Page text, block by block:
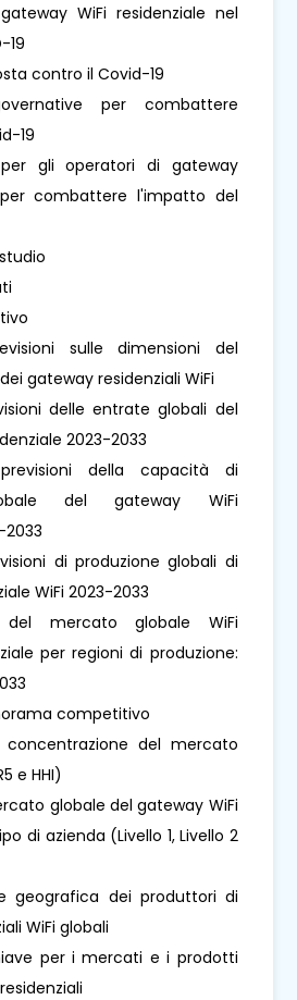
WiFi residenziale nel
19
contro il Covid-19
per combattere
19
per gli operatori di gateway
per combattere l'impatto del
sulle dimensioni del
gateway residenziali WiFi
delle entrate globali del
2023-2033
della capacità di
del gateway WiFi
2033
di produzione globali di
WiFi 2023-2033
del mercato globale WiFi
per regioni di produzione:
competitivo
concentrazione del mercato
e HHI)
globale del gateway WiFi
di azienda (Livello 1, Livello 2
geografica dei produttori di
WiFi globali
per i mercati e i prodotti